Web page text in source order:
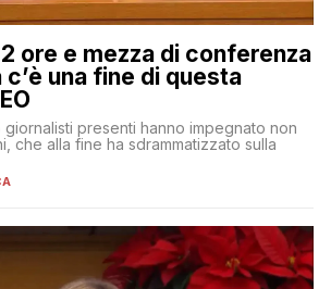
ore e mezza di conferenza
una fine di questa
presenti hanno impegnato non
che alla fine ha sdrammatizzato sulla